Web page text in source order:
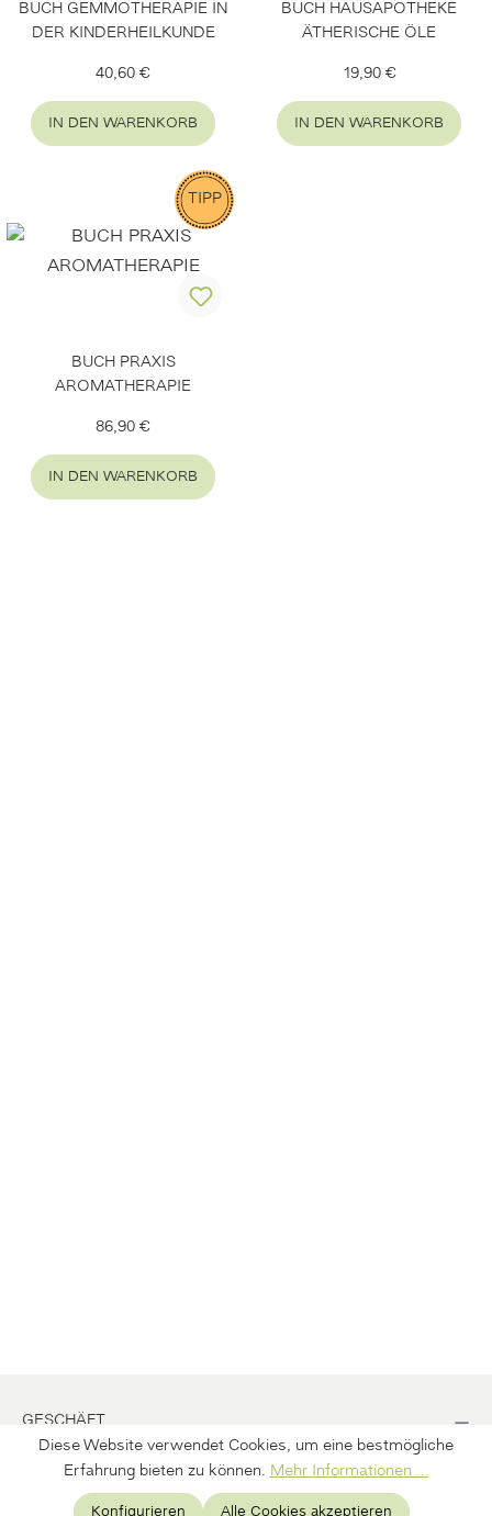
BUCH GEMMOTHERAPIE IN
DER KINDERHEILKUNDE
Regulärer Preis:
40,60 €
IN DEN WARENKORB
BUCH HAUSAPOTHEKE
ÄTHERISCHE ÖLE
Regulärer Preis:
19,90 €
IN DEN WARENKORB
TIPP
BUCH PRAXIS
AROMATHERAPIE
Regulärer Preis:
86,90 €
IN DEN WARENKORB
GESCHÄFT
BÜRO
Diese Website verwendet Cookies, um eine bestmögliche
Erfahrung bieten zu können. Mehr Informationen ...
Konfigurieren Alle Cookies akzeptieren